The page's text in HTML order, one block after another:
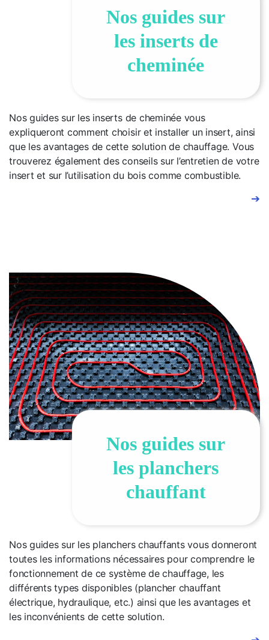
Nos guides sur
les inserts de
cheminée
Nos guides sur les inserts de cheminée vous
expliqueront comment choisir et installer un insert, ainsi
que les avantages de cette solution de chauffage. Vous
trouverez également des conseils sur l’entretien de votre
insert et sur l’utilisation du bois comme combustible.
➔
Nos guides sur
les planchers
chauffant
Nos guides sur les planchers chauffants vous donneront
toutes les informations nécessaires pour comprendre le
fonctionnement de ce système de chauffage, les
différents types disponibles (plancher chauffant
électrique, hydraulique, etc.) ainsi que les avantages et
les inconvénients de cette solution.